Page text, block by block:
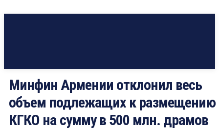
Минфин Армении отклонил весь
объем подлежащих к размещению
КГКО на сумму в 500 млн. драмов